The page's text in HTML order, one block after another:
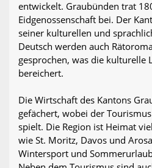
entwickelt. Graubünden trat
Eidgenossenschaft bei. Der
seiner kulturellen und
Deutsch werden auch
gesprochen, was die kulturelle
bereichert.
Die Wirtschaft des Kantons
gefächert, wobei der
spielt. Die Region ist Heimat
wie St. Moritz, Davos und
Wintersport und